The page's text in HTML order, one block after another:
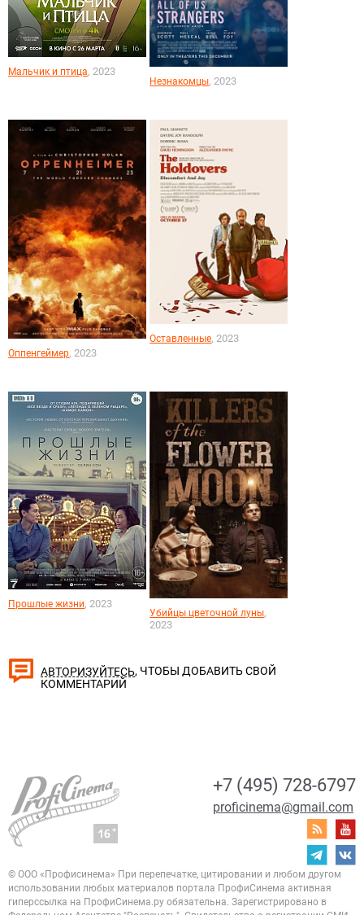
Мальчик и птица, 2023
Незнакомцы, 2023
Оппенгеймер, 2023
Оставленные, 2023
Прошлые жизни, 2023
Убийцы цветочной луны,
2023
АВТОРИЗУЙТЕСЬ, ЧТОБЫ ДОБАВИТЬ СВОЙ
КОММЕНТАРИЙ
+7 (495) 728-6797
proficinema@gmail.com
© ООО «Профисинема» При перепечатке, цитировании и любом другом
использовании любых материалов портала ПрофиСинема активная
гиперссылка на ПрофиСинема.ру обязательна. Зарегистрировано в